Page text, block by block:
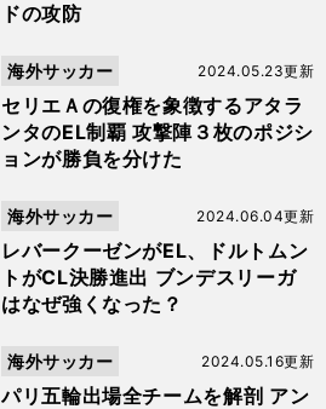
ドの攻防
セリエＡの復権を象徴するアタラ
ンタのEL制覇 攻撃陣３枚のポジシ
ョンが勝負を分けた
2024.05.23更新
海外サッカー
レバークーゼンがEL、ドルトムン
トがCL決勝進出 ブンデスリーガ
はなぜ強くなった？
2024.06.04更新
海外サッカー
パリ五輪出場全チームを解剖 アン
2024.05.16更新
海外サッカー